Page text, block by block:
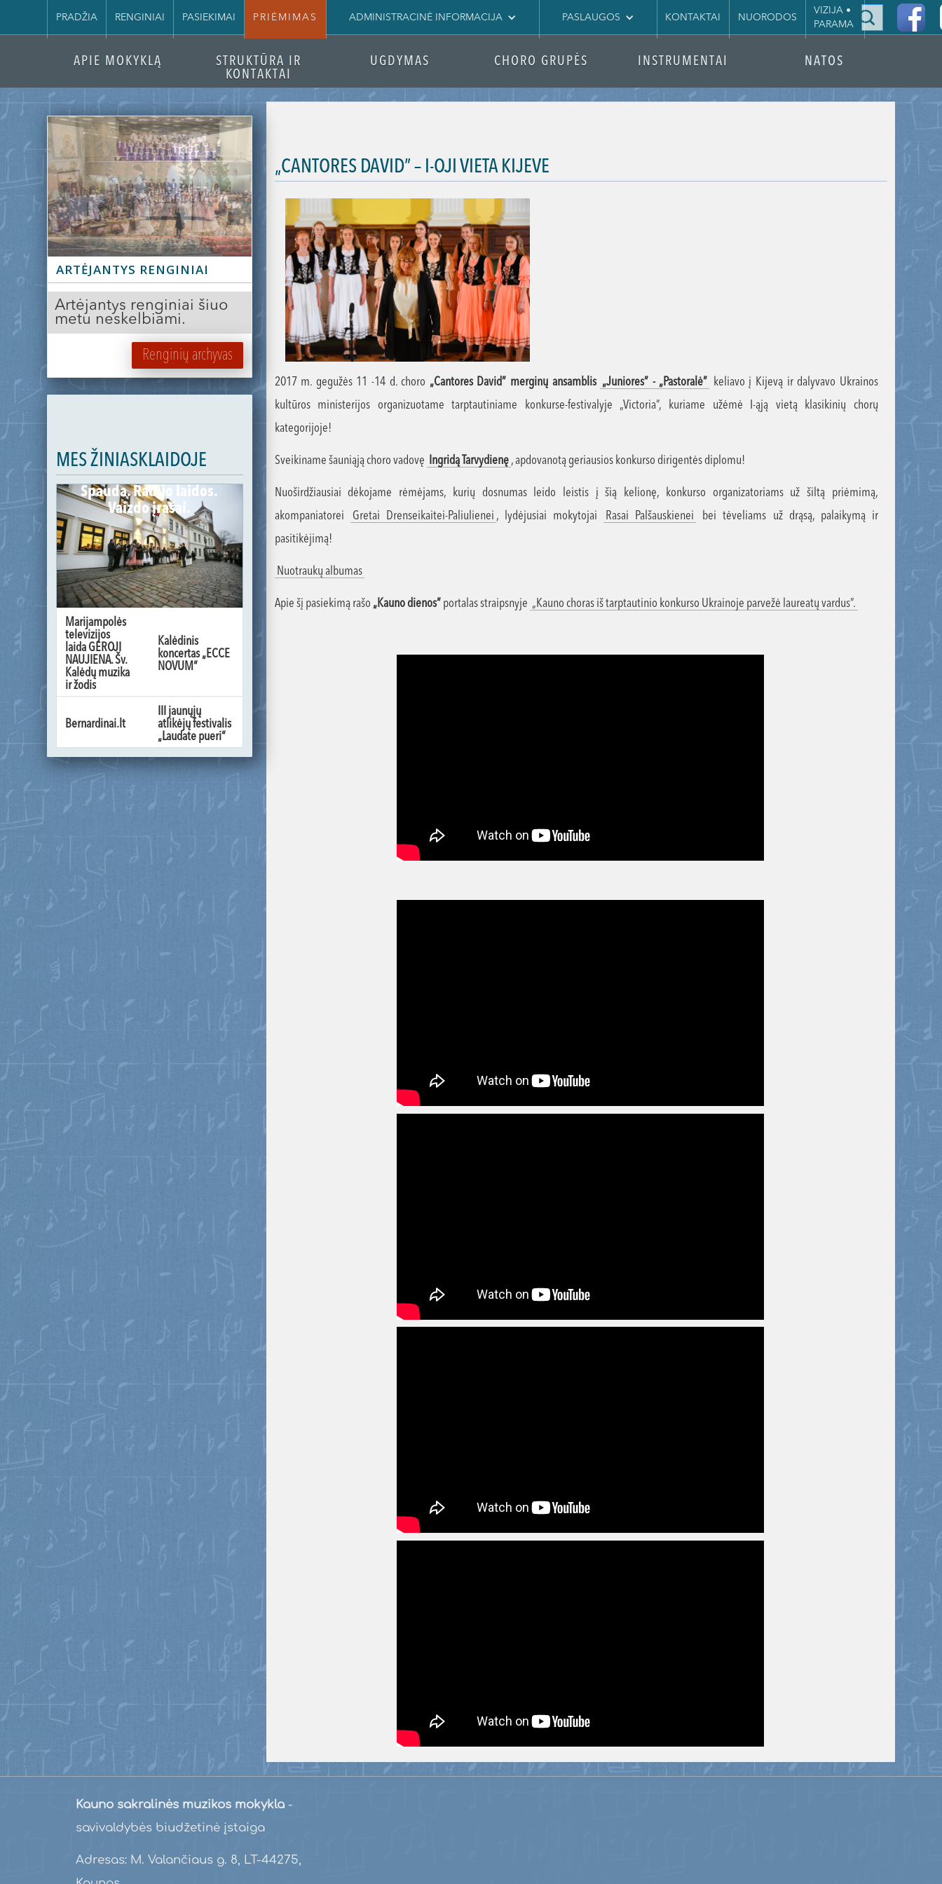
PRADŽIA RENGINIAI PASIEKIMAI PRIĖMIMAS ADMINISTRACINĖ INFORMACIJA PASLAUGOS KONTAKTAI NUORODOS
VIZIJA •
PARAMA
|
APIE MOKYKLĄ
STRUKTŪRA IR
KONTAKTAI
UGDYMAS CHORO GRUPĖS INSTRUMENTAI NATOS
Slide 2 of 3.
ARTĖJANTYS RENGINIAI
Artėjantys renginiai šiuo
metu neskelbiami.
Renginių archyvas
MES ŽINIASKLAIDOJE
Spauda. Radijo laidos.
Vaizdo įrašai.
Marijampolės
televizijos
laida GEROJI
NAUJIENA. Šv.
Kalėdų muzika
ir žodis
Kalėdinis
koncertas „ECCE
NOVUM“
Bernardinai.lt
III jaunųjų
atlikėjų festivalis
„Laudate pueri“
„CANTORES DAVID” – I-OJI VIETA KIJEVE
2017 m. gegužės 11 -14 d. choro „Cantores David” merginų ansamblis „Juniores” - „Pastoralė”
keliavo į Kijevą ir dalyvavo Ukrainos
kultūros ministerijos organizuotame tarptautiniame konkurse-festivalyje „Victoria”, kuriame užėmė I-ąją vietą klasikinių chorų
kategorijoje!
Sveikiname šauniąją choro vadovę Ingridą Tarvydienę , apdovanotą geriausios konkurso dirigentės diplomu!
Nuoširdžiausiai dėkojame rėmėjams, kurių dosnumas leido leistis į šią kelionę, konkurso organizatoriams už šiltą priėmimą,
akompaniatorei
Gretai Drenseikaitei-Paliulienei , lydėjusiai mokytojai Rasai Palšauskienei
bei tėveliams už drąsą, palaikymą ir
pasitikėjimą!
Nuotraukų albumas
Apie šį pasiekimą rašo „Kauno dienos”portalas straipsnyje „Kauno choras iš tarptautinio konkurso Ukrainoje parvežė laureatų vardus”.
Kauno sakralinės muzikos mokykla-
savivaldybės biudžetinė įstaiga
Adresas: M. Valančiaus g. 8, LT-44275,